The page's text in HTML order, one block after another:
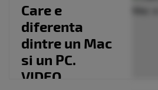
Care e
diferenta
dintre un Mac
si un PC.
VIDEO